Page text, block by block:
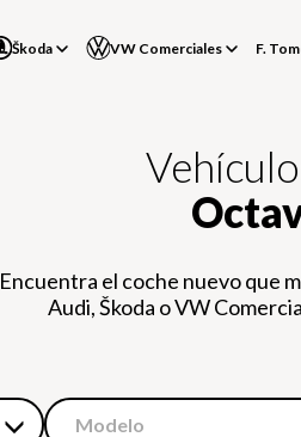
Škoda VW Comerciales F.
Encuentra el coche nuevo que
Audi, Škoda o VW
Modelo